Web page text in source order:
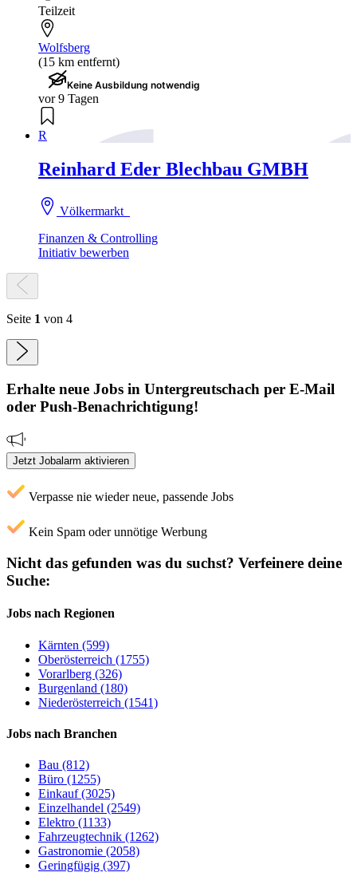
Teilzeit
Wolfsberg
(15 km entfernt)
Keine Ausbildung notwendig
vor 9 Tagen
R
Reinhard Eder Blechbau GMBH
Völkermarkt
Finanzen & Controlling
Initiativ bewerben
Seite 1 von 4
Erhalte neue Jobs in Untergreutschach per E-Mail
oder Push-Benachrichtigung!
Jetzt Jobalarm aktivieren
Verpasse nie wieder neue, passende Jobs
Kein Spam oder unnötige Werbung
Nicht das gefunden was du suchst? Verfeinere deine
Suche:
Jobs nach Regionen
Kärnten (599)
Oberösterreich (1755)
Vorarlberg (326)
Burgenland (180)
Niederösterreich (1541)
Jobs nach Branchen
Bau (812)
Büro (1255)
Einkauf (3025)
Einzelhandel (2549)
Elektro (1133)
Fahrzeugtechnik (1262)
Gastronomie (2058)
Geringfügig (397)